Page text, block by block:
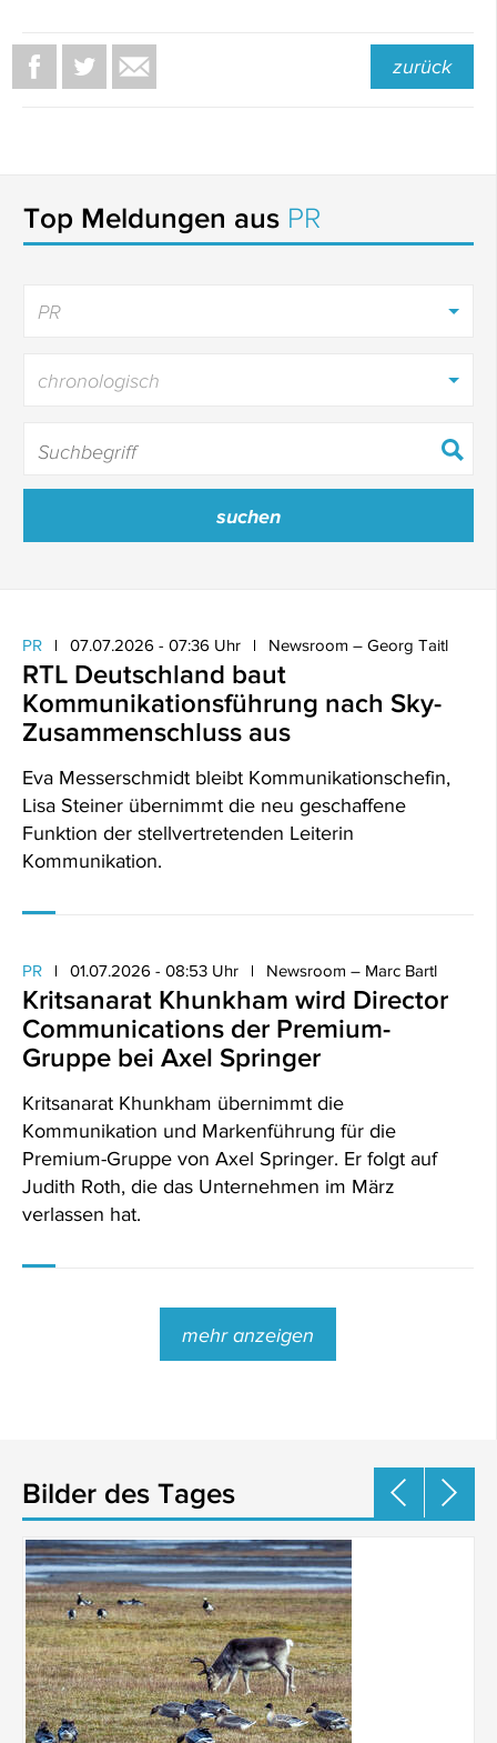
zurück
Top Meldungen aus PR
PR
chronologisch
PR 07.07.2026 - 07:36 Uhr Newsroom – Georg Taitl
RTL Deutschland baut
Kommunikationsführung nach Sky-
Zusammenschluss aus
Eva Messerschmidt bleibt Kommunikationschefin,
Lisa Steiner übernimmt die neu geschaffene
Funktion der stellvertretenden Leiterin
Kommunikation.
PR 01.07.2026 - 08:53 Uhr Newsroom – Marc Bartl
Kritsanarat Khunkham wird Director
Communications der Premium-
Gruppe bei Axel Springer
Kritsanarat Khunkham übernimmt die
Kommunikation und Markenführung für die
Premium-Gruppe von Axel Springer. Er folgt auf
Judith Roth, die das Unternehmen im März
verlassen hat.
mehr anzeigen
Bilder des Tages